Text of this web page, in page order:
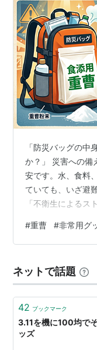
「防災バッグの中
か？」 災害への備
安です。水、食料
ていても、いざ避
「不衛生によるス
所での生活。そん
けで劇的にQOL（
と： なぜ防災バッ
論理的理由） 避難
ク ダイソー・セリ
#重曹 #非常用グ
ネットで話題
42 ブックマーク
3.11を機に100均で
ッズ